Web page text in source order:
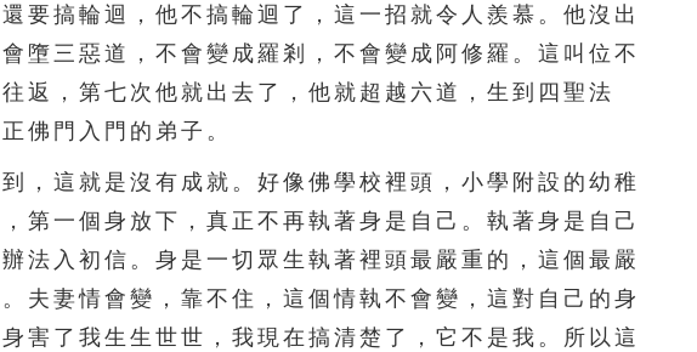
291 292 293 294 295
296 297 298 299 300
306 307 308 309 310
316 317 318 319 320
要搞輪迴，他不搞輪迴了，這一招就令人羨慕。他沒出
墮三惡道，不會變成羅剎，不會變成阿修羅。這叫位不
返，第七次他就出去了，他就超越六道，生到四聖法
佛門入門的弟子。
這就是沒有成就。好像佛學校裡頭，小學附設的幼稚
第一個身放下，真正不再執著身是自己。執著身是自己
法入初信。身是一切眾生執著裡頭最嚴重的，這個最嚴
夫妻情會變，靠不住，這個情執不會變，這對自己的身
害了我生生世世，我現在搞清楚了，它不是我。所以這